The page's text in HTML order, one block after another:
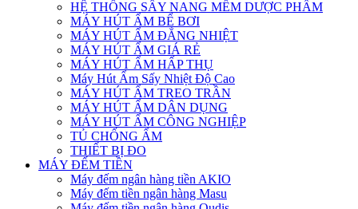
HỆ THỐNG SẤY NANG MỀM DƯỢC PHẨM
MÁY HÚT ẨM BỂ BƠI
MÁY HÚT ẨM ĐẲNG NHIỆT
MÁY HÚT ẨM GIÁ RẺ
MÁY HÚT ẨM HẤP THỤ
Máy Hút Ẩm Sấy Nhiệt Độ Cao
MÁY HÚT ẨM TREO TRẦN
MÁY HÚT ẨM DÂN DỤNG
MÁY HÚT ẨM CÔNG NGHIỆP
TỦ CHỐNG ẨM
THIẾT BỊ ĐO
MÁY ĐẾM TIỀN
Máy đếm ngân hàng tiền AKIO
Máy đếm tiền ngân hàng Masu